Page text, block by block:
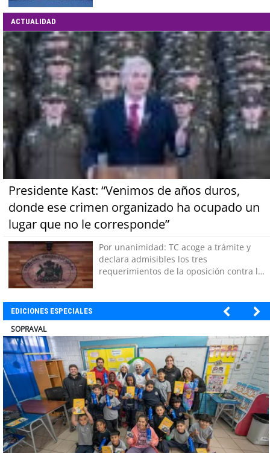
ACTUALIDAD
Presidente Kast: “Venimos de años duros,
donde ese crimen organizado ha ocupado un
lugar que no le corresponde”
Por unanimidad: TC acoge a trámite y
declara admisibles los tres
requerimientos de la oposición contra la
EDICIONES ESPECIALES
ULTRAPORT